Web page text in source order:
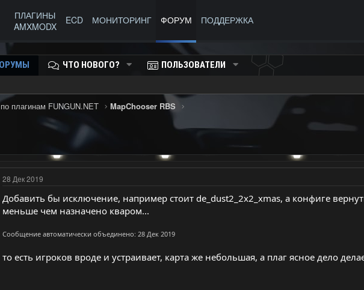
ПЛАГИНЫ
AMXMODX
ECD МОНИТОРИНГ ФОРУМ ПОДДЕРЖКА
ЧТО НОВОГО? ПОЛЬЗОВАТЕЛИ
плагинам FUNGUN.NET MapChooser RBS
28 Дек 2019
Добавить бы исключение, например стоит de_dust2_2x2_xmas, а конфиге
меньше чем назначено кваром...
Сообщение автоматически объединено: 28 Дек 2019
то есть игроков вроде и устраивает, карта же небольшая, а плаг ясное дело